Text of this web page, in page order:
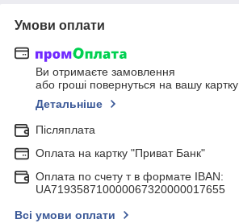
Умови оплати
Ви отримаєте замовлення
або гроші повернуться на вашу картку
Детальніше
Післяплата
Оплата на картку "Приват Банк"
Оплата по счету т в формате IBAN:
UA719358710000067320000017655
Всі умови оплати